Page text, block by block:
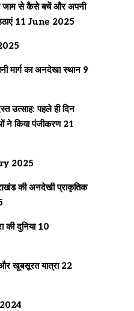
जाम से कैसे बचें और अपनी
11 June 2025
मार्ग का अनदेखा स्थान 9
उत्साह: पहले ही दिन
ने किया पंजीकरण 21
2025
की अनदेखी प्राकृतिक
की दुनिया 10
खूबसूरत यात्रा 22